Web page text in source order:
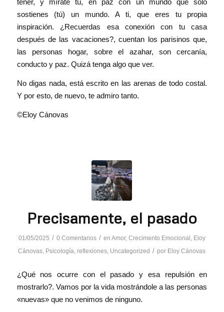
tener, y mírate tú, en paz con un mundo que sólo
sostienes (tú) un mundo. A ti, que eres tu propia
inspiración. ¿Recuerdas esa conexión con tu casa
después de las vacaciones?, cuentan los parisinos que,
las personas hogar, sobre el azahar, son cercanía,
conducto y paz. Quizá tenga algo que ver.
No digas nada, está escrito en las arenas de todo costal.
Y por esto, de nuevo, te admiro tanto.
©Eloy Cánovas
Precisamente, el pasado
01/05/2025 / 0 Comentarios / en Amor, Crecimento Emocional , Eloy
Cánovas, Psicología, reflexiones, Uncategorized / por Eloy Cánovas
¿Qué nos ocurre con el pasado y esa repulsión en
mostrarlo?. Vamos por la vida mostrándole a las personas
«nuevas» que no venimos de ninguno.